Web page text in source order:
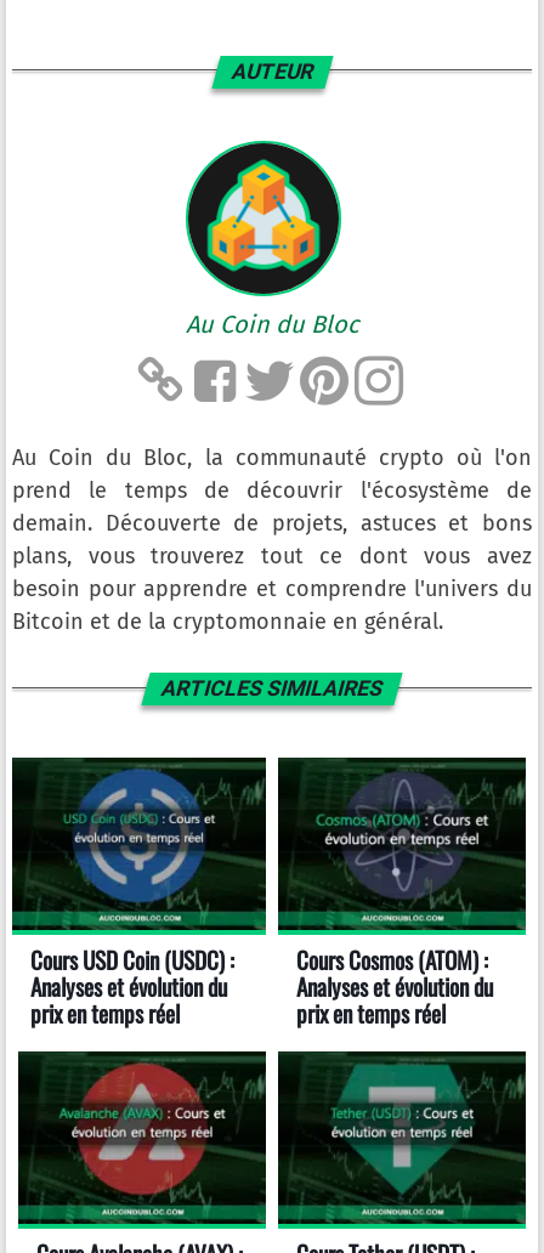
AUTEUR
Au Coin du Bloc
Au Coin du Bloc, la communauté crypto où l'on
prend le temps de découvrir l'écosystème de
demain. Découverte de projets, astuces et bons
plans, vous trouverez tout ce dont vous avez
besoin pour apprendre et comprendre l'univers du
Bitcoin et de la cryptomonnaie en général.
ARTICLES SIMILAIRES
Cours USD Coin (USDC) :
Analyses et évolution du
prix en temps réel
Cours Cosmos (ATOM) :
Analyses et évolution du
prix en temps réel